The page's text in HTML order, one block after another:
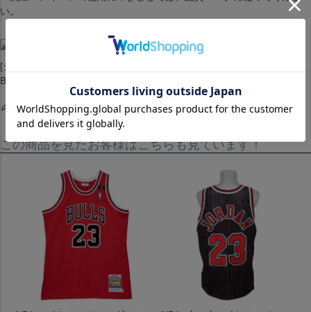
い。
[ジャージ][ユニホーム][Authentic Jersey][Los Angeles Lakers][Kobe
Bryant #8][Purple(2000-01)][バスケットボール][LAL]
レビューを書く
この商品を見たお客様はこちらも見ています！